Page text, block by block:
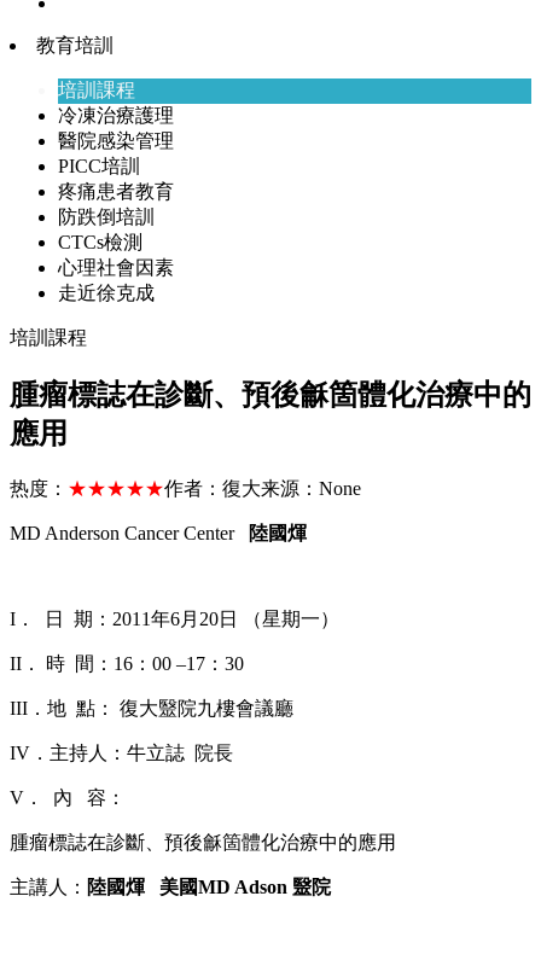
教育培訓
培訓課程
冷凍治療護理
醫院感染管理
PICC培訓
疼痛患者教育
防跌倒培訓
CTCs檢測
心理社會因素
走近徐克成
培訓課程
腫瘤標誌在診斷、預後龢箇體化治療中的
應用
热度： ★★★★★作者： 復大来源： None
MD Anderson Cancer Center 陸國煇
I． 日 期：2011年6月20日 （星期一）
II． 時 間：16：00 –17：30
III．地 點： 復大毉院九樓會議廳
IV．主持人：牛立誌 院長
V． 內 容：
腫瘤標誌在診斷、預後龢箇體化治療中的應用
主講人： 陸國煇 美國MD Adson 毉院